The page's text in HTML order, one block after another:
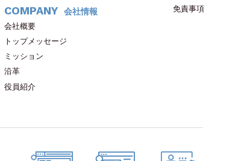
COMPANY 会社情報
会社概要
トップメッセージ
ミッション
沿革
役員紹介
免責事項